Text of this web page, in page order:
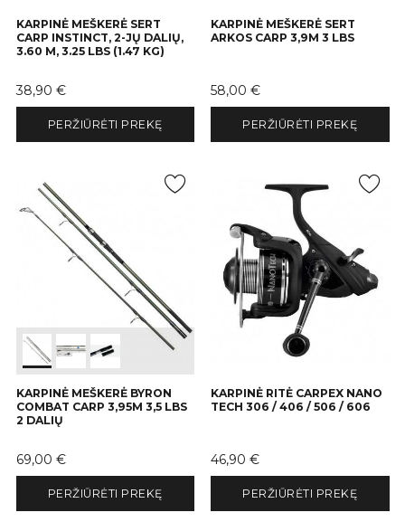
KARPINĖ MEŠKERĖ SERT
CARP INSTINCT, 2-JŲ DALIŲ,
3.60 M, 3.25 LBS (1.47 KG)
Kaina
38,90 €
PERŽIŪRĖTI PREKĘ
KARPINĖ MEŠKERĖ SERT
ARKOS CARP 3,9M 3 LBS
Kaina
58,00 €
PERŽIŪRĖTI PREKĘ
KARPINĖ MEŠKERĖ BYRON
COMBAT CARP 3,95M 3,5 LBS
2 DALIŲ
Kaina
69,00 €
PERŽIŪRĖTI PREKĘ
KARPINĖ RITĖ CARPEX NANO
TECH 306 / 406 / 506 / 606
Kaina
46,90 €
PERŽIŪRĖTI PREKĘ